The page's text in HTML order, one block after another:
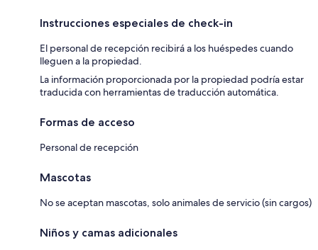
Instrucciones especiales de check-in
El personal de recepción recibirá a los huéspedes cuando
lleguen a la propiedad.
La información proporcionada por la propiedad podría estar
traducida con herramientas de traducción automática.
Formas de acceso
Personal de recepción
Mascotas
No se aceptan mascotas, solo animales de servicio (sin cargos)
Niños y camas adicionales